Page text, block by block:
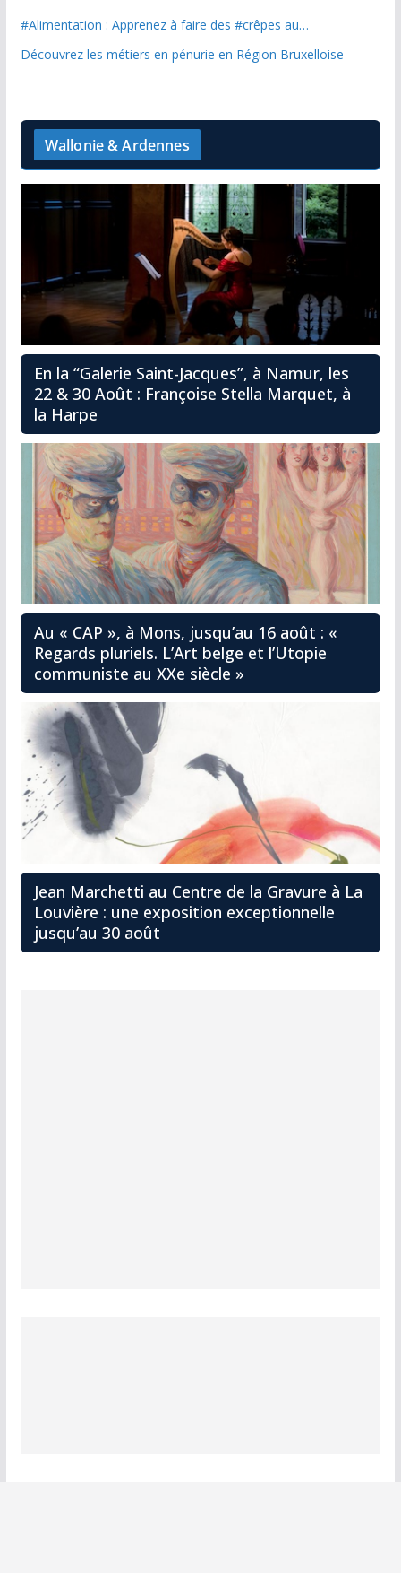
#Alimentation : Apprenez à faire des #crêpes au…
Découvrez les métiers en pénurie en Région Bruxelloise
Wallonie & Ardennes
En la “Galerie Saint-Jacques”, à Namur, les
22 & 30 Août : Françoise Stella Marquet, à
la Harpe
Au « CAP », à Mons, jusqu’au 16 août : «
Regards pluriels. L’Art belge et l’Utopie
communiste au XXe siècle »
Jean Marchetti au Centre de la Gravure à La
Louvière : une exposition exceptionnelle
jusqu’au 30 août